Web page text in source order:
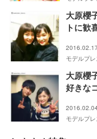
大原櫻
トに歓
モデルプレ
大原櫻
好きな
モデルプレ